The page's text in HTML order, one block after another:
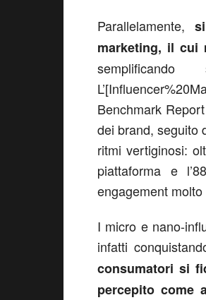
Parallelamente,
marketing, il cui
Benchmark
dei brand, seguito
ritmi vertiginosi:
piattaforma e
engagement
I micro e nano-
infatti
consumatori si
percepito come